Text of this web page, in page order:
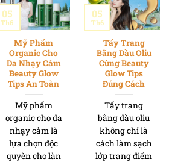
Mỹ Phẩm
Organic Cho
Da Nhạy Cảm
Beauty Glow
Tips An Toàn
Mỹ phẩm
organic cho da
nhạy cảm là
lựa chọn độc
quyền cho làn
05
Th6
Tẩy Trang
Bằng Dầu Oliu
Cùng Beauty
Glow Tips
Đúng Cách
Tẩy trang
bằng dầu oliu
không chỉ là
cách làm sạch
lớp trang điểm
05
Th6